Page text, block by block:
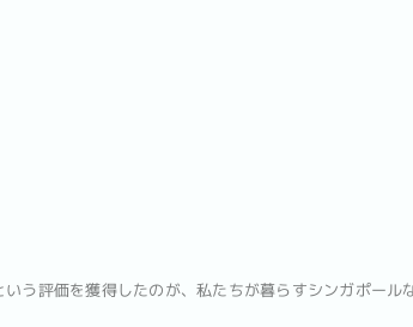
う評価を獲得したのが、私たちが暮らすシンガポール